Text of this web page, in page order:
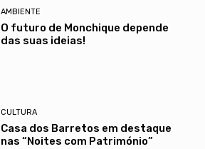
AMBIENTE
O futuro de Monchique depende
das suas ideias!
CULTURA
Casa dos Barretos em destaque
nas “Noites com Património”